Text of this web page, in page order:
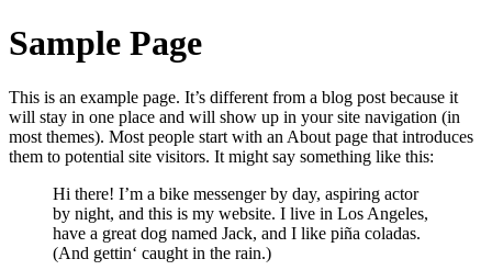
Sample Page
This is an example page. It’s different from a blog post because it
will stay in one place and will show up in your site navigation (in
most themes). Most people start with an About page that introduces
them to potential site visitors. It might say something like this:
Hi there! I’m a bike messenger by day, aspiring actor
by night, and this is my website. I live in Los Angeles,
have a great dog named Jack, and I like piña coladas.
(And gettin‘ caught in the rain.)